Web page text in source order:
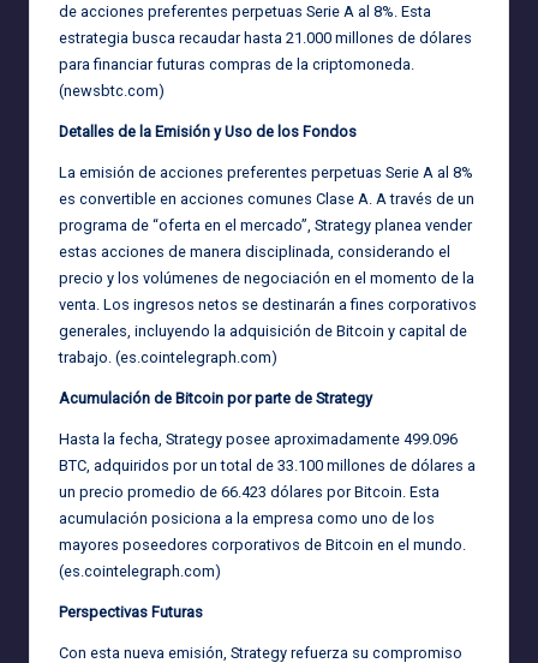
de acciones preferentes perpetuas Serie A al 8%. Esta
estrategia busca recaudar hasta 21.000 millones de dólares
para financiar futuras compras de la criptomoneda.
(newsbtc.com)
Detalles de la Emisión y Uso de los Fondos
La emisión de acciones preferentes perpetuas Serie A al 8%
es convertible en acciones comunes Clase A. A través de un
programa de “oferta en el mercado”, Strategy planea vender
estas acciones de manera disciplinada, considerando el
precio y los volúmenes de negociación en el momento de la
venta. Los ingresos netos se destinarán a fines corporativos
generales, incluyendo la adquisición de Bitcoin y capital de
trabajo. (es.cointelegraph.com)
Acumulación de Bitcoin por parte de Strategy
Hasta la fecha, Strategy posee aproximadamente 499.096
BTC, adquiridos por un total de 33.100 millones de dólares a
un precio promedio de 66.423 dólares por Bitcoin. Esta
acumulación posiciona a la empresa como uno de los
mayores poseedores corporativos de Bitcoin en el mundo.
(es.cointelegraph.com)
Perspectivas Futuras
Con esta nueva emisión, Strategy refuerza su compromiso